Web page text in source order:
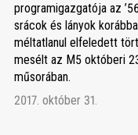
programigazgatója az
srácok és lányok
méltatlanul elfeledett
mesélt az M5 októberi
műsorában.
2017. október 31.